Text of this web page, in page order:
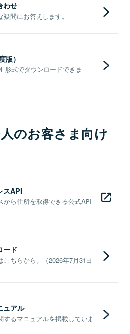
わせ
問にお答えします。
版）
形式でダウンロードできま
のお客さま向け
スAPI
から住所を取得できる公式API
ード
ちらから。（2026年7月31日
ュアル
るマニュアルを掲載していま